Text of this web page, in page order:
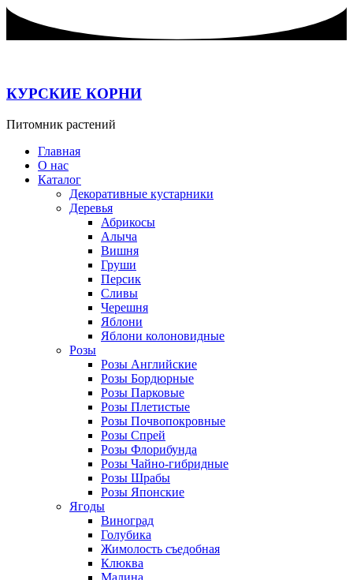
Перейти
содержимому
КУРСКИЕ КОРНИ
Питомник растений
Главная
О нас
Каталог
Декоративные кустарники
Деревья
Абрикосы
Алыча
Вишня
Груши
Персик
Сливы
Черешня
Яблони
Яблони колоновидные
Розы
Розы Английские
Розы Бордюрные
Розы Парковые
Розы Плетистые
Розы Почвопокровные
Розы Спрей
Розы Флорибунда
Розы Чайно-гибридные
Розы Шрабы
Розы Японские
Ягоды
Виноград
Голубика
Жимолость съедобная
Клюква
Малина